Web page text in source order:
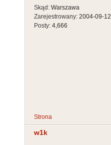
Skąd: Warszawa
Zarejestrowany: 2004-09-12
Posty: 4,666
Strona
w1k